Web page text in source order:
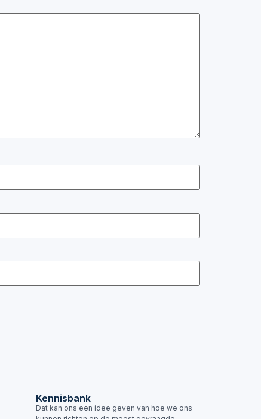
Kennisbank
Dat kan ons een idee geven van hoe we ons